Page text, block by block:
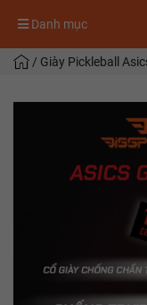
Danh mục
/ Giày Pickleball